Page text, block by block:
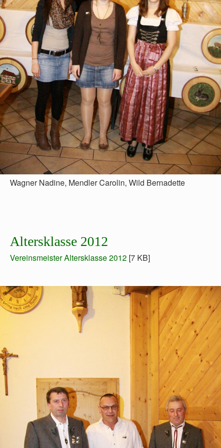
Wagner Nadine, Mendler Carolin, Wild Bernadette
Altersklasse 2012
Vereinsmeister Altersklasse 2012 [7 KB]